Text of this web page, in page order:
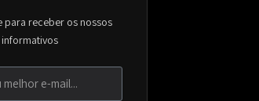
para receber os nossos
informativos